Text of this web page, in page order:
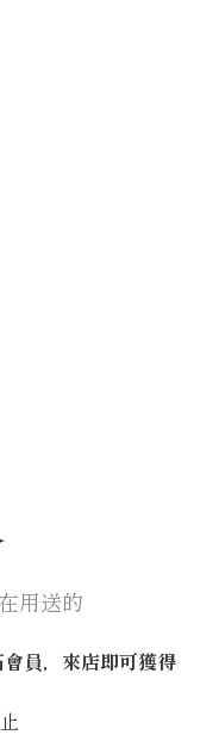
用送的
員，來店即可獲得